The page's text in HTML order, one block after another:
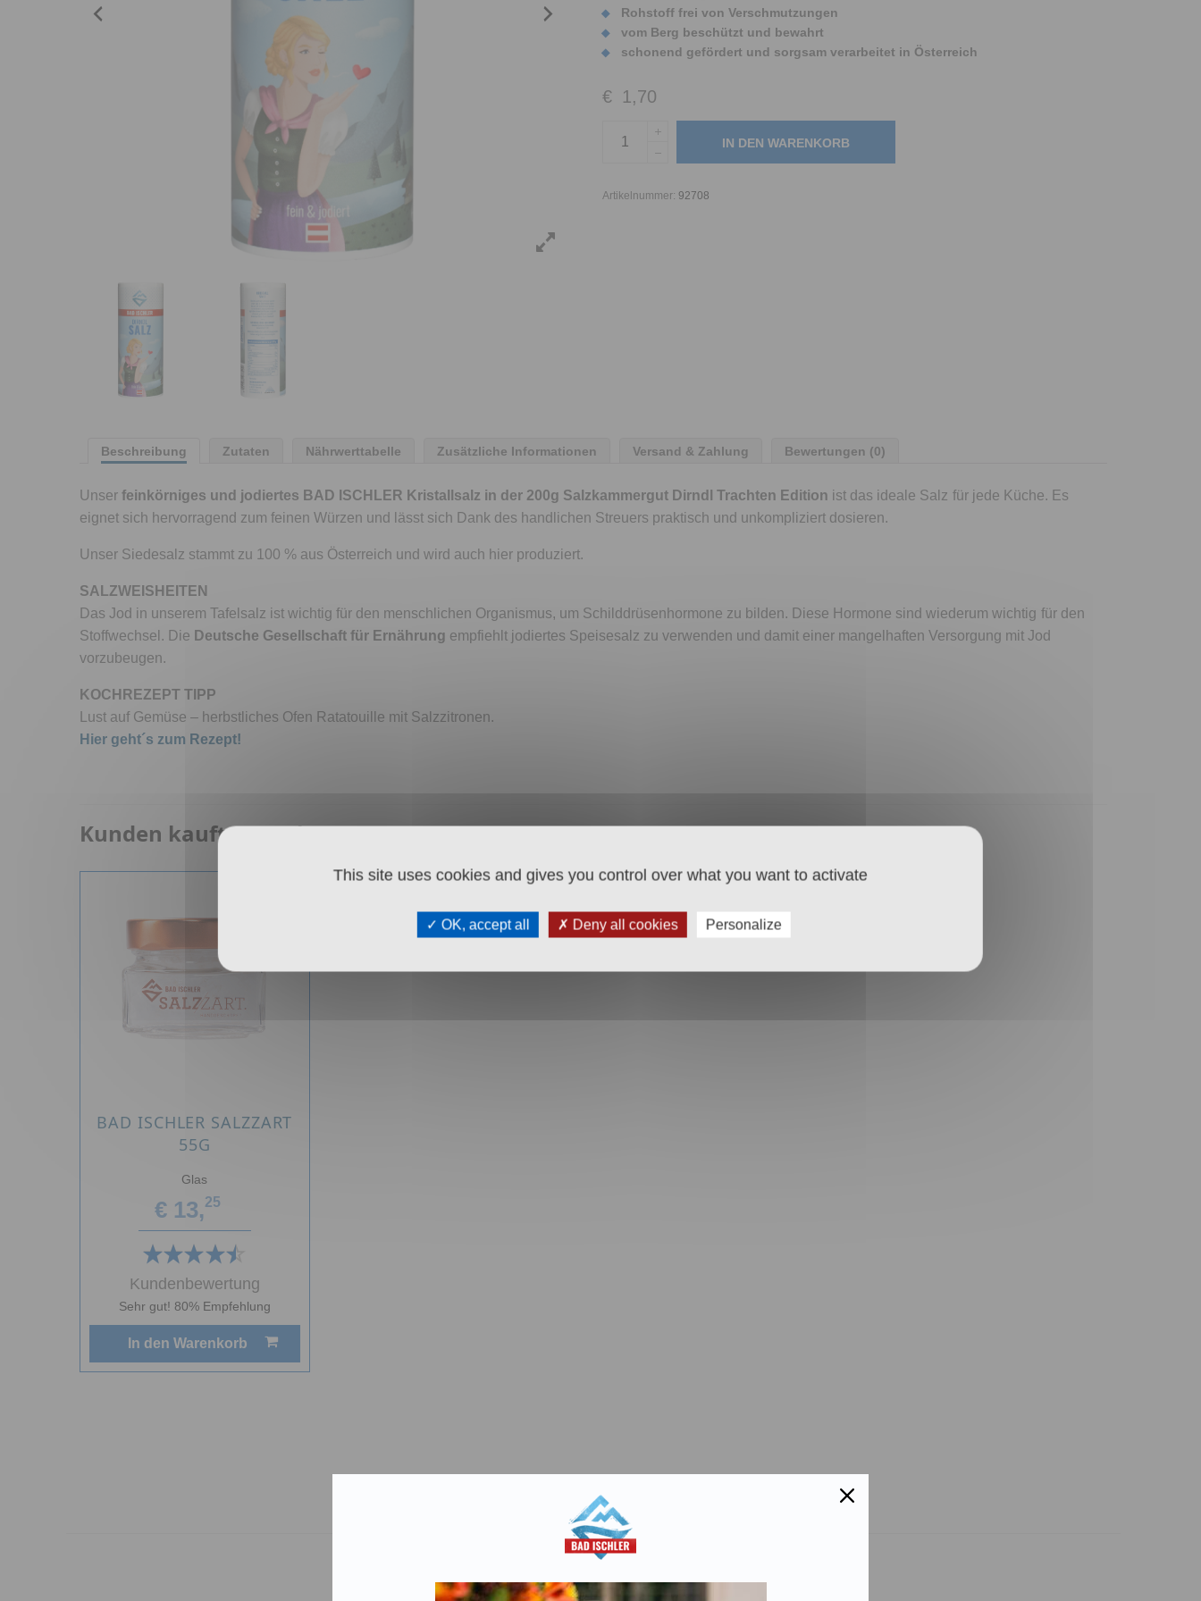
Rohstoff frei von Verschmutzungen
vom Berg beschützt und bewahrt
schonend gefördert und sorgsam verarbeitet in Österreich
€ 1,70
IN DEN WARENKORB
Artikelnummer: 92708
Beschreibung Zutaten Nährwerttabelle Zusätzliche Informationen Versand & Zahlung Bewertungen (0)
Unserfeinkörniges und jodiertes BAD ISCHLER Kristallsalz in der 200g Salzkammergut Dirndl Trachten Edition ist das ideale Salz für jede Küche. Es
eignet sich hervorragend zum feinen Würzen und lässt sich Dank des handlichen Streuers praktisch und unkompliziert dosieren.
Unser Siedesalz stammt zu 100 % aus Österreich und wird auch hier produziert.
SALZWEISHEITEN
Das Jod in unserem Tafelsalz ist wichtig für den menschlichen Organismus, um Schilddrüsenhormone zu bilden. Diese Hormone sind wiederum wichtig für den
Stoffwechsel. Die Deutsche Gesellschaft für Ernährung empfiehlt jodiertes Speisesalz zu verwenden und damit einer mangelhaften Versorgung mit Jod
vorzubeugen.
KOCHREZEPT TIPP
Lust auf Gemüse – herbstliches Ofen Ratatouille mit Salzzitronen.
Hier geht´s zum Rezept!
Kunden kauften auch:
BAD ISCHLER SALZZART
55G
Glas
€ 13,25
Kundenbewertung
Sehr gut! 80% Empfehlung
In den Warenkorb
This site uses cookies and gives you control over what you want to activate
OK, accept all Deny all cookies Personalize